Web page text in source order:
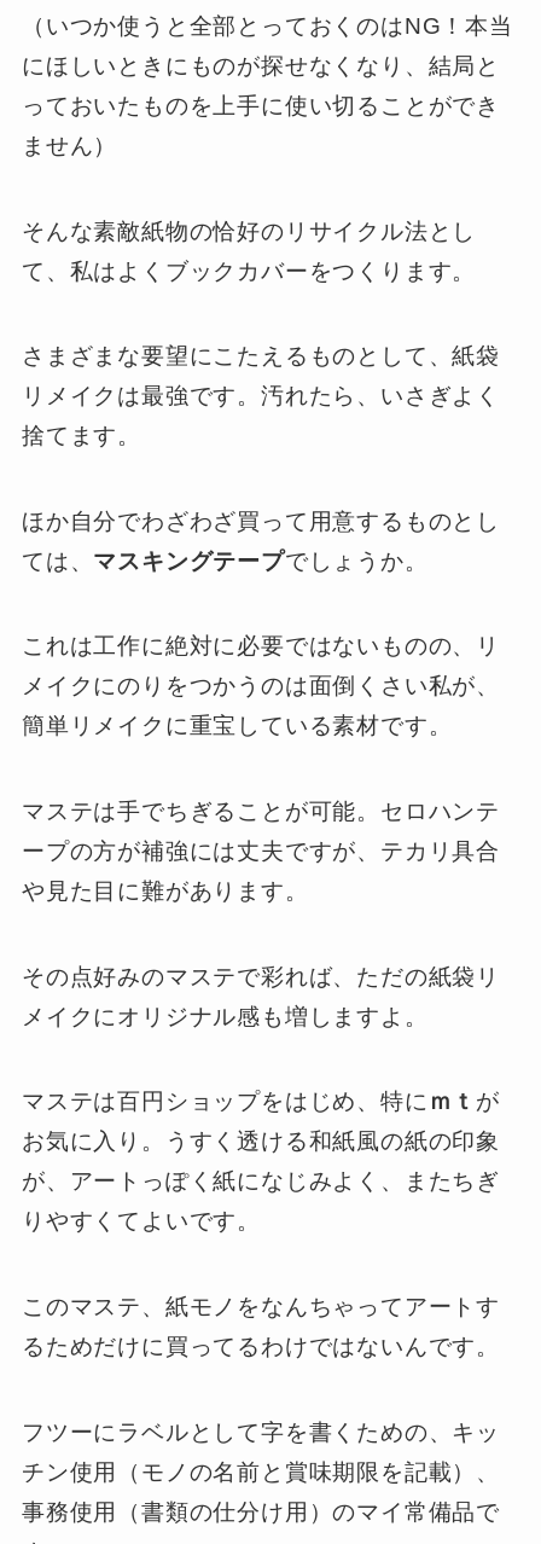
（いつか使うと全部とっておくのはNG！本当
にほしいときにものが探せなくなり、結局と
っておいたものを上手に使い切ることができ
ません）
そんな素敵紙物の恰好のリサイクル法とし
て、私はよくブックカバーをつくります。
さまざまな要望にこたえるものとして、紙袋
リメイクは最強です。汚れたら、いさぎよく
捨てます。
ほか自分でわざわざ買って用意するものとし
ては、 マスキングテープでしょうか。
これは工作に絶対に必要ではないものの、リ
メイクにのりをつかうのは面倒くさい私が、
簡単リメイクに重宝している素材です。
マステは手でちぎることが可能。セロハンテ
ープの方が補強には丈夫ですが、テカリ具合
や見た目に難があります。
その点好みのマステで彩れば、ただの紙袋リ
メイクにオリジナル感も増しますよ。
マステは百円ショップをはじめ、特に ｍｔ が
お気に入り。うすく透ける和紙風の紙の印象
が、アートっぽく紙になじみよく、またちぎ
りやすくてよいです。
このマステ、紙モノをなんちゃってアートす
るためだけに買ってるわけではないんです。
フツーにラベルとして字を書くための、キッ
チン使用（モノの名前と賞味期限を記載）、
事務使用（書類の仕分け用）のマイ常備品で